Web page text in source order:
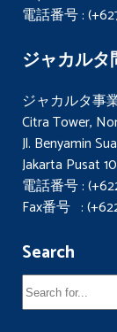
電話番号 :
ジャカル
ジャカルタ事
Citra Tower,
Jl. Benyamin
Jakarta Pusat
電話番号 :
Fax番号 :
Search